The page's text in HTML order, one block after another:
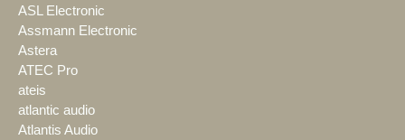
ASL Electronic
Assmann Electronic
Astera
ATEC Pro
ateis
atlantic audio
Atlantis Audio